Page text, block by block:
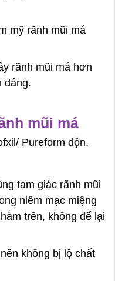
mỹ rãnh mũi má
rãnh mũi má hơn
dáng.
mũi má
Pureform độn.
tam giác rãnh mũi
niêm mạc miệng
trên, không để lại
không bị lộ chất